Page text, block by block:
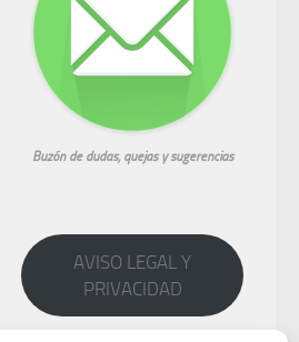
Buzón de dudas, quejas y sugerencias
AVISO LEGAL Y
PRIVACIDAD